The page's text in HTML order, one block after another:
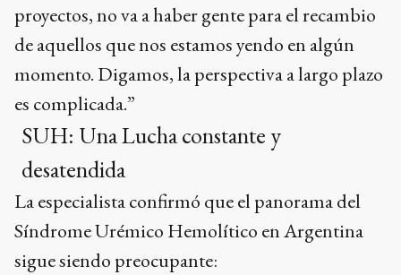
proyectos, no va a haber gente para el recambio
de aquellos que nos estamos yendo en algún
momento. Digamos, la perspectiva a largo plazo
es complicada.”
SUH: Una Lucha constante y
desatendida
La especialista confirmó que el panorama del
Síndrome Urémico Hemolítico en Argentina
sigue siendo preocupante: